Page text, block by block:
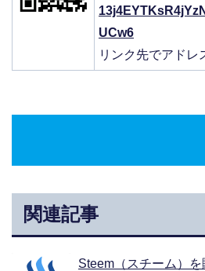
UCw6
リンク先でアドレ
関連記事
Steem（スチーム）